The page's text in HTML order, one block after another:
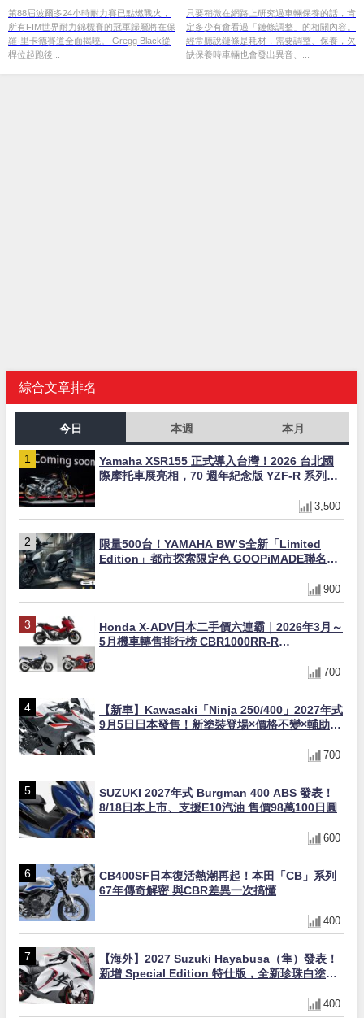
第88屆波爾多24小時耐力賽已點燃戰火，
所有FIM世界耐力錦標賽的冠軍歸屬將在保
羅·里卡德賽道全面揭曉。 Gregg Black從
桿位起跑後...
只要稍微在網路上研究過車輛保養的話，肯
定多少有會看過「鏈條調整」的相關內容。
經常聽說鏈條是耗材，需要調整、保養，欠
缺保養時車輛也會發出異音、...
綜合文章排名
今日 本週 本月
Yamaha XSR155 正式導入台灣！2026 台北國
際摩托車展亮相，70 週年紀念版 YZF-R 系列限
3,500
限量500台！YAMAHA BW’S全新「Limited
Edition」都市探索限定色 GOOPiMADE聯名包
900
Honda X-ADV日本二手價六連霸｜2026年3月～
5月機車轉售排行榜 CBR1000RR-R
700
【新車】Kawasaki「Ninja 250/400」2027年式
9月5日日本發售！新塗裝登場×價格不變×輔助滑
700
SUZUKI 2027年式 Burgman 400 ABS 發表！
8/18日本上市、支援E10汽油 售價98萬100日圓
600
CB400SF日本復活熱潮再起！本田「CB」系列
67年傳奇解密 與CBR差異一次搞懂
400
【海外】2027 Suzuki Hayabusa（隼）發表！
新增 Special Edition 特仕版，全新珍珠白塗裝
400